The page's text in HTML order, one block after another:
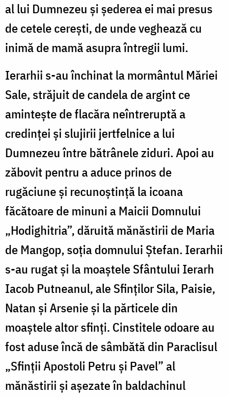
al lui Dumnezeu și șederea ei mai presus
de cetele cerești, de unde veghează cu
inimă de mamă asupra întregii lumi.
Ierarhii s-au închinat la mormântul Măriei
Sale, străjuit de candela de argint ce
amintește de flacăra neîntreruptă a
credinței și slujirii jertfelnice a lui
Dumnezeu între bătrânele ziduri. Apoi au
zăbovit pentru a aduce prinos de
rugăciune și recunoștință la icoana
făcătoare de minuni a Maicii Domnului
„Hodighitria”, dăruită mănăstirii de Maria
de Mangop, soția domnului Ștefan. Ierarhii
s-au rugat și la moaștele Sfântului Ierarh
Iacob Putneanul, ale Sfinților Sila, Paisie,
Natan și Arsenie și la părticele din
moaștele altor sfinți. Cinstitele odoare au
fost aduse încă de sâmbătă din Paraclisul
„Sfinții Apostoli Petru și Pavel” al
mănăstirii și așezate în baldachinul